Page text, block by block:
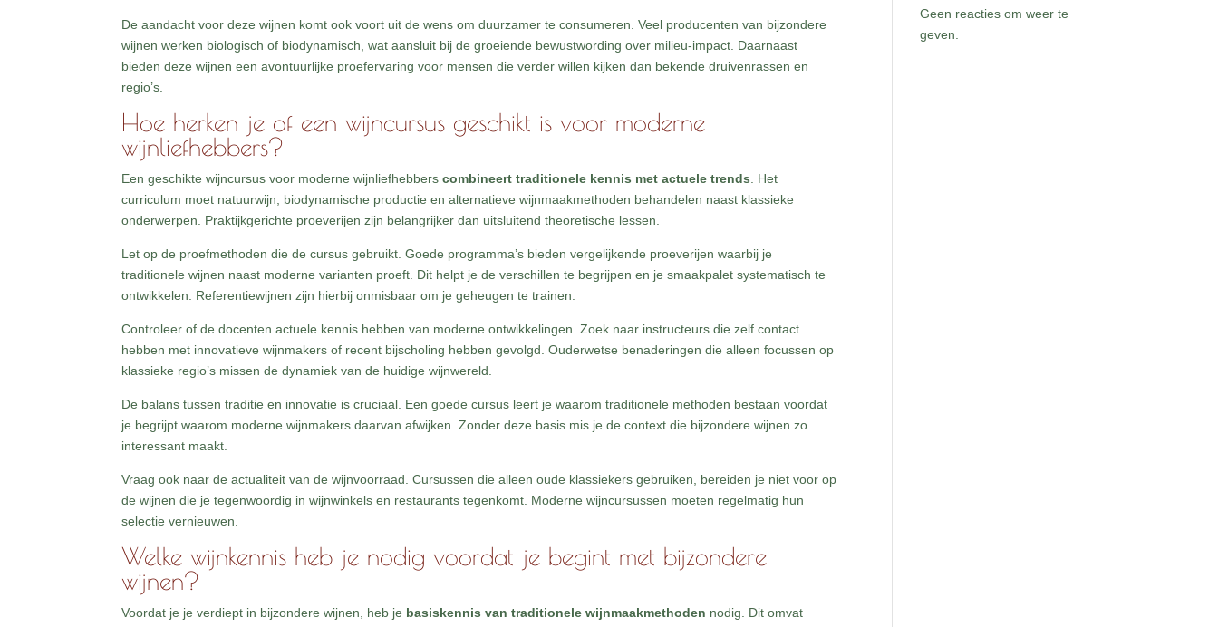
De aandacht voor deze wijnen komt ook voort uit de wens om duurzamer te consumeren. Veel producenten van bijzondere
wijnen werken biologisch of biodynamisch, wat aansluit bij de groeiende bewustwording over milieu-impact. Daarnaast
bieden deze wijnen een avontuurlijke proefervaring voor mensen die verder willen kijken dan bekende druivenrassen en
regio’s.
Hoe herken je of een wijncursus geschikt is voor moderne
wijnliefhebbers?
Een geschikte wijncursus voor moderne wijnliefhebberscombineert traditionele kennis met actuele trends . Het
curriculum moet natuurwijn, biodynamische productie en alternatieve wijnmaakmethoden behandelen naast klassieke
onderwerpen. Praktijkgerichte proeverijen zijn belangrijker dan uitsluitend theoretische lessen.
Let op de proefmethoden die de cursus gebruikt. Goede programma’s bieden vergelijkende proeverijen waarbij je
traditionele wijnen naast moderne varianten proeft. Dit helpt je de verschillen te begrijpen en je smaakpalet systematisch te
ontwikkelen. Referentiewijnen zijn hierbij onmisbaar om je geheugen te trainen.
Controleer of de docenten actuele kennis hebben van moderne ontwikkelingen. Zoek naar instructeurs die zelf contact
hebben met innovatieve wijnmakers of recent bijscholing hebben gevolgd. Ouderwetse benaderingen die alleen focussen op
klassieke regio’s missen de dynamiek van de huidige wijnwereld.
De balans tussen traditie en innovatie is cruciaal. Een goede cursus leert je waarom traditionele methoden bestaan voordat
je begrijpt waarom moderne wijnmakers daarvan afwijken. Zonder deze basis mis je de context die bijzondere wijnen zo
interessant maakt.
Vraag ook naar de actualiteit van de wijnvoorraad. Cursussen die alleen oude klassiekers gebruiken, bereiden je niet voor op
de wijnen die je tegenwoordig in wijnwinkels en restaurants tegenkomt. Moderne wijncursussen moeten regelmatig hun
selectie vernieuwen.
Welke wijnkennis heb je nodig voordat je begint met bijzondere
wijnen?
Voordat je je verdiept in bijzondere wijnen, heb je basiskennis van traditionele wijnmaakmethoden nodig. Dit omvat
Geen reacties om weer te
geven.